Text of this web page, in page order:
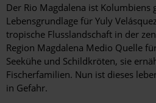
Der Rio Magdalena ist Kolumbiens
Lebensgrundlage für Yuly Velásquez
tropische Flusslandschaft in der
Region Magdalena Medio Quelle
Seekühe und Schildkröten, sie
Fischerfamilien. Nun ist dieses
in Gefahr.